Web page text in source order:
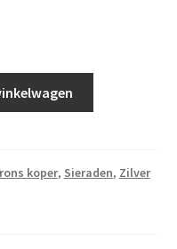
koper, Sieraden, Zilver